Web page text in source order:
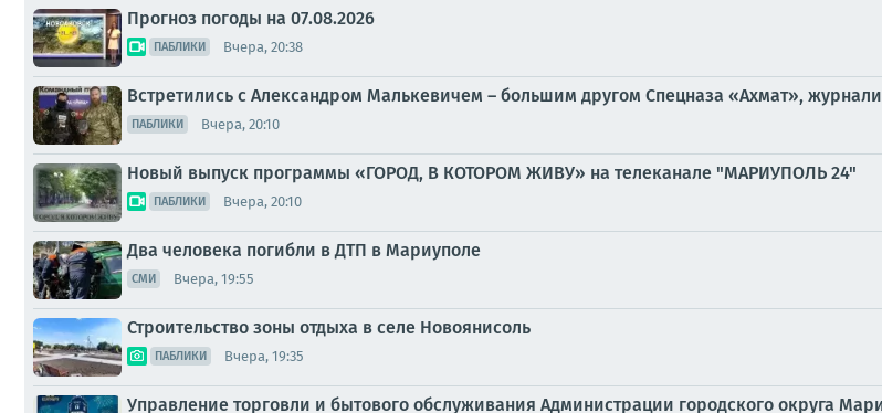
Прогноз погоды на 07.08.2026
ПАБЛИКИ Вчера, 20:38
Встретились с Александром Малькевичем – большим другом Спецназа «Ахмат»,
ПАБЛИКИ Вчера, 20:10
Новый выпуск программы «ГОРОД, В КОТОРОМ ЖИВУ» на телеканале "МАРИУПОЛЬ 24"
ПАБЛИКИ Вчера, 20:10
Два человека погибли в ДТП в Мариуполе
СМИ Вчера, 19:55
Строительство зоны отдыха в селе Новоянисоль
ПАБЛИКИ Вчера, 19:35
Управление торговли и бытового обслуживания Администрации городского округа